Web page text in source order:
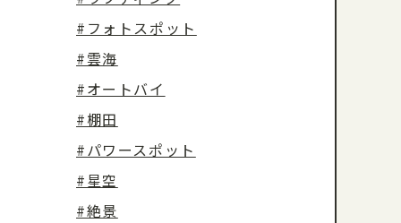
#フォトスポット
#雲海
#オートバイ
#棚田
#パワースポット
#星空
#絶景